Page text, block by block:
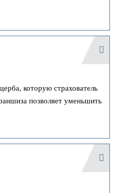
которую страхователь
позволяет уменьшить